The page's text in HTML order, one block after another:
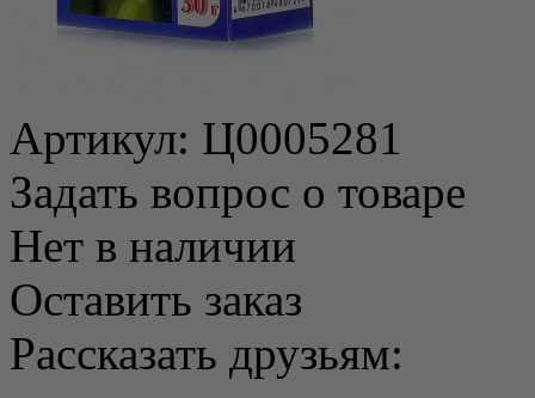
Артикул: Ц0005281
Задать вопрос о товаре
Нет в наличии
Оставить заказ
Рассказать друзьям: